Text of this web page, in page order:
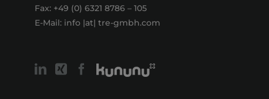
Fax: +49 (0) 6321 8786 – 105
E-Mail: info |at| tre-gmbh.com